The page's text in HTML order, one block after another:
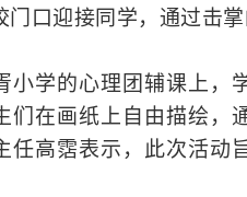
门口迎接同学，通过击
小学的心理团辅课上，
们在画纸上自由描绘，
任高霑表示，此次活动